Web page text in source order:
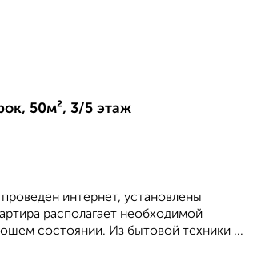
50м², 3/5 этаж
интернет, установлены
располагает необходимой
состоянии. Из бытовой техники ...